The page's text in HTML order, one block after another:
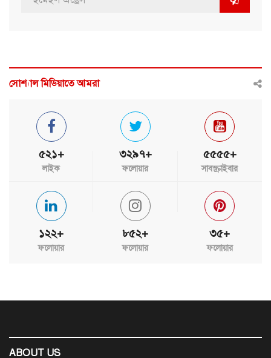
সোশ্যাল মিডিয়াতে আমরা
৫২১+
লাইক
৩২৯৭+
ফলোয়ার
৫৫৫৫+
সাবস্ক্রাইবার
১২২+
ফলোয়ার
৮৫২+
ফলোয়ার
৩৫+
ফলোয়ার
ABOUT US